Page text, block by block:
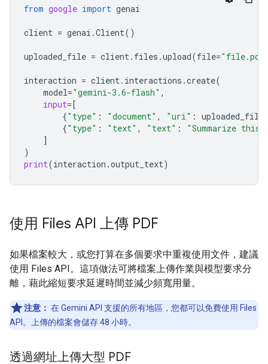
from google import genai
client = genai .Client()
uploaded_file = client. files .upload(file=
interaction = client. interactions .create(
model="gemini-3.6-flash" ,
input=[
{"type" : "document" , "uri" : uploaded_file
{"type" : "text" , "text" :
"Summarize this
]
)
print(interaction .output_text)
使用 Files API 上傳 PDF
如果檔案較大，或您打算在多個要求中重複使用文件，建議
使用 Files API。這項做法可將檔案上傳作業與模型要求分
離，藉此縮短要求延遲時間並減少頻寬用量。
注意： 在 Gemini API 支援的所有地區，您都可以免費使用 Files
API。上傳的檔案會儲存 48 小時。
透過網址上傳大型 PDF